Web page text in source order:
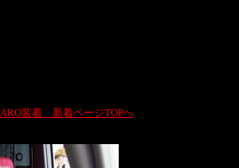
装着 新着ページTOPへ